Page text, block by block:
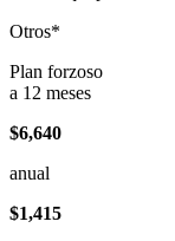
Otros*
Plan forzoso
a 12 meses
$6,640
anual
$1,415